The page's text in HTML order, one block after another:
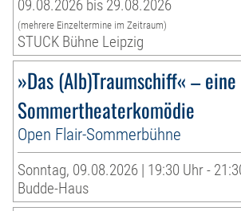
09.08.2026 bis 29.08.2026
(mehrere Einzeltermine im Zeitraum)
STUCK Bühne Leipzig
»Das (Alb)Traumschiff« – eine
Sommertheaterkomödie
Open Flair-Sommerbühne
Sonntag, 09.08.2026 | 19:30 Uhr -
Budde-Haus